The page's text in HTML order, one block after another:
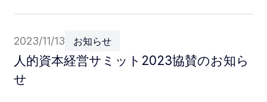
2023/11/13 お知らせ
人的資本経営サミット2023協賛のお知ら
せ